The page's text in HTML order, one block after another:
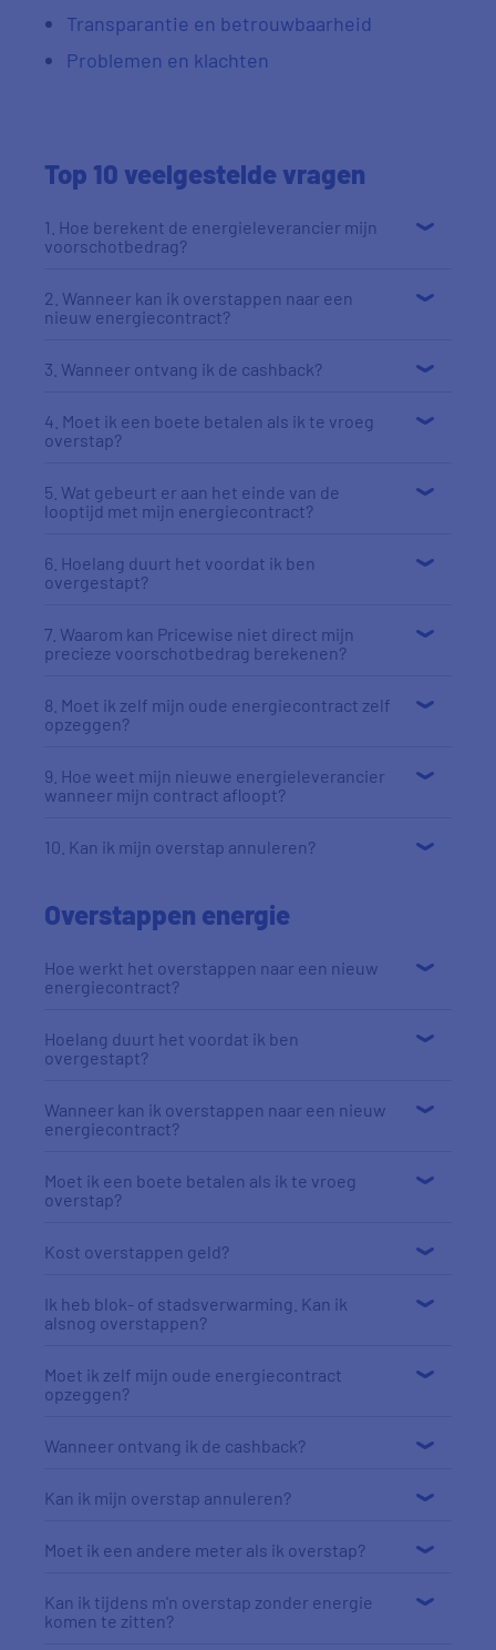
Transparantie en betrouwbaarheid
Problemen en klachten
Top 10 veelgestelde vragen
1. Hoe berekent de energieleverancier mijn
voorschotbedrag?
2. Wanneer kan ik overstappen naar een
nieuw energiecontract?
3. Wanneer ontvang ik de cashback?
4. Moet ik een boete betalen als ik te vroeg
overstap?
5. Wat gebeurt er aan het einde van de
looptijd met mijn energiecontract?
6. Hoelang duurt het voordat ik ben
overgestapt?
7. Waarom kan Pricewise niet direct mijn
precieze voorschotbedrag berekenen?
8. Moet ik zelf mijn oude energiecontract zelf
opzeggen?
9. Hoe weet mijn nieuwe energieleverancier
wanneer mijn contract afloopt?
10. Kan ik mijn overstap annuleren?
Overstappen energie
Hoe werkt het overstappen naar een nieuw
energiecontract?
Hoelang duurt het voordat ik ben
overgestapt?
Wanneer kan ik overstappen naar een nieuw
energiecontract?
Moet ik een boete betalen als ik te vroeg
overstap?
Kost overstappen geld?
Ik heb blok- of stadsverwarming. Kan ik
alsnog overstappen?
Moet ik zelf mijn oude energiecontract
opzeggen?
Wanneer ontvang ik de cashback?
Kan ik mijn overstap annuleren?
Moet ik een andere meter als ik overstap?
Kan ik tijdens m'n overstap zonder energie
komen te zitten?